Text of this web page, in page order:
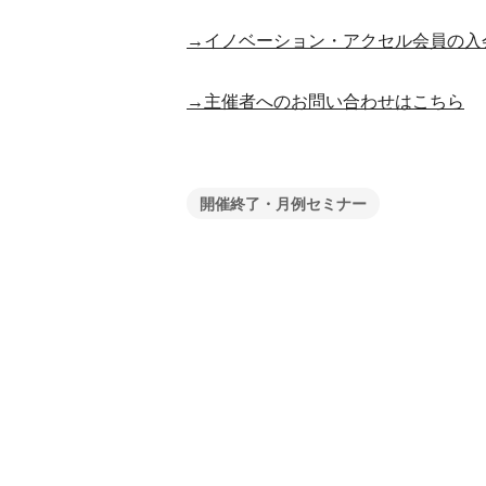
→イノベーション・アクセル会員の入
→主催者へのお問い合わせはこちら​​
開催終了・月例セミナー